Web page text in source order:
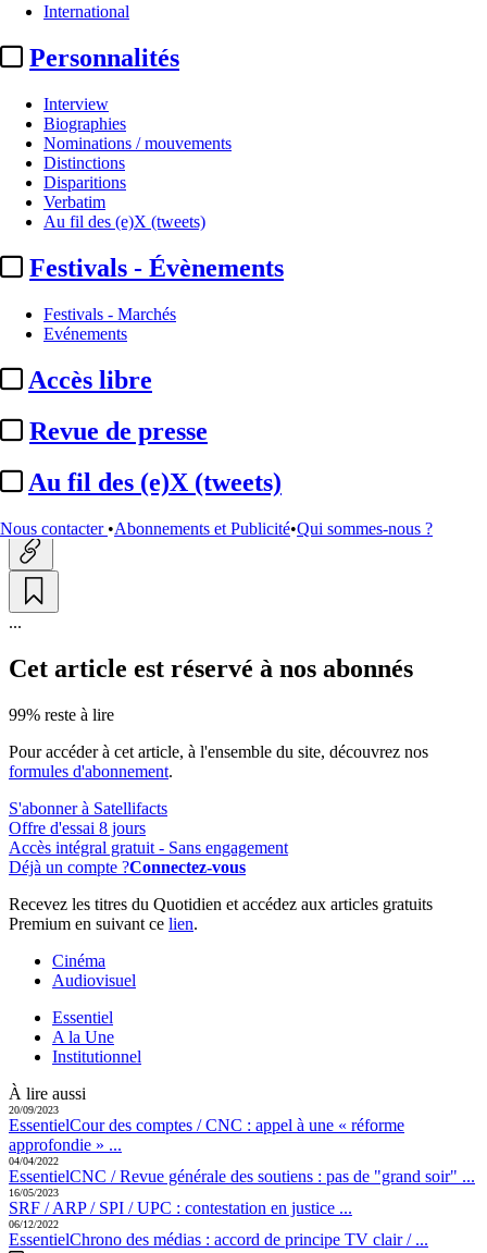
International
Personnalités
Interview
Biographies
Nominations / mouvements
Distinctions
Disparitions
Verbatim
Au fil des (e)X (tweets)
Festivals - Évènements
Festivals - Marchés
Evénements
Accès libre
Revue de presse
Au fil des (e)X (tweets)
Nous contacter •Abonnements et Publicité•Qui sommes-nous ?
Olivier Henrard (CNC) :
de surproduction de films est
« factuellement ...
Actualité n° 289272|Publié le 27 sept. 2023 19:11
...
Cet article est réservé à nos abonnés
99% reste à lire
Pour accéder à cet article, à l'ensemble du site, découvrez nos
formules d'abonnement.
S'abonner à Satellifacts
Offre d'essai 8 jours
Accès intégral gratuit - Sans engagement
Déjà un compte ?Connectez-vous
Recevez les titres du Quotidien et accédez aux articles gratuits
Premium en suivant ce lien.
Cinéma
Audiovisuel
Essentiel
A la Une
Institutionnel
À lire aussi
20/09/2023
EssentielCour des comptes / CNC : appel à une « réforme
approfondie » ...
04/04/2022
EssentielCNC / Revue générale des soutiens : pas de "grand soir" ...
16/05/2023
SRF / ARP / SPI / UPC : contestation en justice ...
06/12/2022
EssentielChrono des médias : accord de principe TV clair / ...